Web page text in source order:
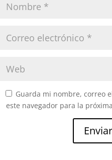
Guarda mi nombre, correo
este navegador para la